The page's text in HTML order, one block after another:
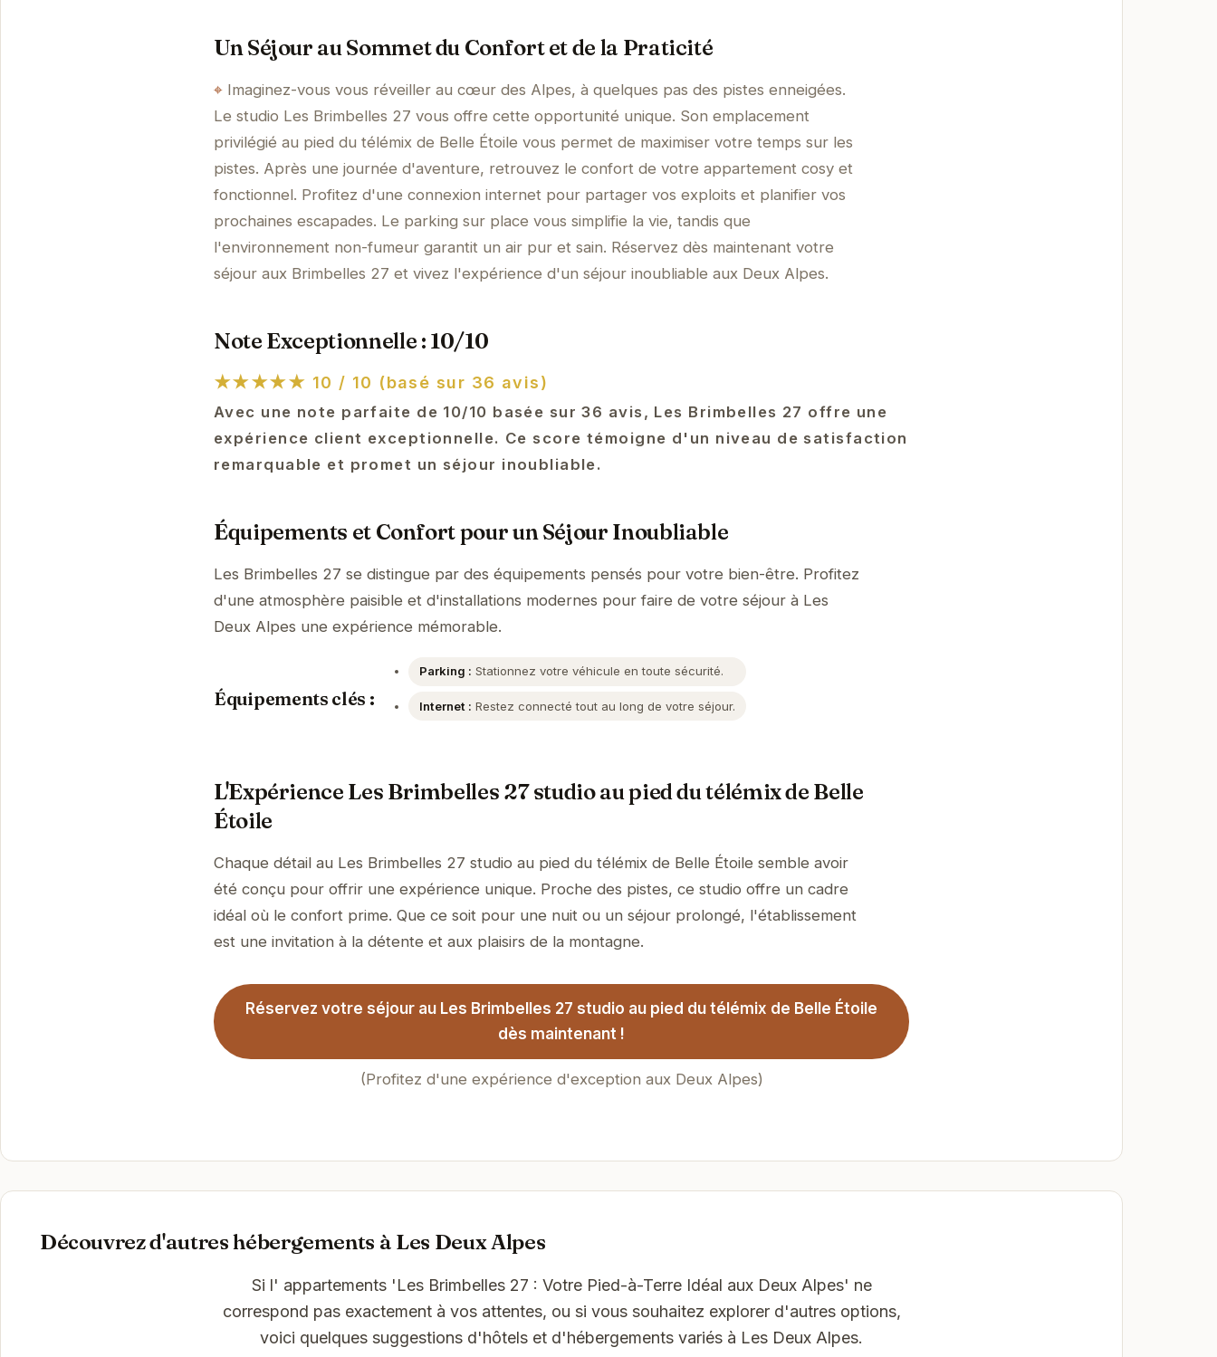
Un Séjour au Sommet du Confort et de la Praticité
Imaginez-vous vous réveiller au cœur des Alpes, à quelques pas des pistes enneigées.
Le studio Les Brimbelles 27 vous offre cette opportunité unique. Son emplacement
privilégié au pied du télémix de Belle Étoile vous permet de maximiser votre temps sur les
pistes. Après une journée d'aventure, retrouvez le confort de votre appartement cosy et
fonctionnel. Profitez d'une connexion internet pour partager vos exploits et planifier vos
prochaines escapades. Le parking sur place vous simplifie la vie, tandis que
l'environnement non-fumeur garantit un air pur et sain. Réservez dès maintenant votre
séjour aux Brimbelles 27 et vivez l'expérience d'un séjour inoubliable aux Deux Alpes.
Note Exceptionnelle : 10/10
★★★★★ 10 / 10 (basé sur 36 avis)
Avec une note parfaite de 10/10 basée sur 36 avis, Les Brimbelles 27 offre une
expérience client exceptionnelle. Ce score témoigne d'un niveau de satisfaction
remarquable et promet un séjour inoubliable.
Équipements et Confort pour un Séjour Inoubliable
Les Brimbelles 27 se distingue par des équipements pensés pour votre bien-être. Profitez
d'une atmosphère paisible et d'installations modernes pour faire de votre séjour à Les
Deux Alpes une expérience mémorable.
Équipements clés :
Parking : Stationnez votre véhicule en toute sécurité.
Internet : Restez connecté tout au long de votre séjour.
L'Expérience Les Brimbelles 27 studio au pied du télémix de Belle
Étoile
Chaque détail au Les Brimbelles 27 studio au pied du télémix de Belle Étoile semble avoir
été conçu pour offrir une expérience unique. Proche des pistes, ce studio offre un cadre
idéal où le confort prime. Que ce soit pour une nuit ou un séjour prolongé, l'établissement
est une invitation à la détente et aux plaisirs de la montagne.
Réservez votre séjour au Les Brimbelles 27 studio au pied du télémix de Belle Étoile
dès maintenant !
(Profitez d'une expérience d'exception aux Deux Alpes)
Découvrez d'autres hébergements à Les Deux Alpes
Si l' appartements 'Les Brimbelles 27 : Votre Pied-à-Terre Idéal aux Deux Alpes' ne
correspond pas exactement à vos attentes, ou si vous souhaitez explorer d'autres options,
voici quelques suggestions d'hôtels et d'hébergements variés à Les Deux Alpes.